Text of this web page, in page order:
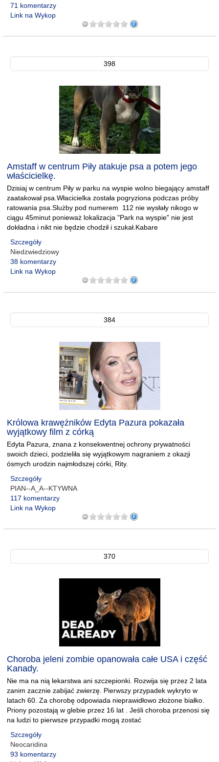
71 komentarzy
Link na Wykop
398
Amstaff w centrum Piły atakuje psa a potem jego
właścicielkę.
Dzisiaj w centrum Piły w parku na wyspie wolno biegający amstaff
zaatakował psa.Włacicielka została pogryziona podczas próby
ratowania psa.Slużby pod numerem 112 nie wysłały nikogo w
ciągu 45minut ponieważ lokalizacja "Park na wyspie" nie jest
dokładna i nikt nie będzie chodził i szukał.Kabare
Szczegóły
Niedzwiedziowy
38 komentarzy
Link na Wykop
384
Królowa krawężników Edyta Pazura pokazała
wyjątkowy film z córką
Edyta Pazura, znana z konsekwentnej ochrony prywatności
swoich dzieci, podzieliła się wyjątkowym nagraniem z okazji
ósmych urodzin najmłodszej córki, Rity.
Szczegóły
PIAN--A_A--KTYWNA
117 komentarzy
Link na Wykop
370
Choroba jeleni zombie opanowała całe USA i część
Kanady.
Nie ma na nią lekarstwa ani szczepionki. Rozwija się przez 2 lata
zanim zacznie zabijać zwierzę. Pierwszy przypadek wykryto w
latach 60. Za chorobę odpowiada nieprawidłowo złożone białko.
Priony pozostają w glebie przez 16 lat . Jeśli choroba przenosi się
na ludzi to pierwsze przypadki mogą zostać
Szczegóły
Neocaridina
93 komentarzy